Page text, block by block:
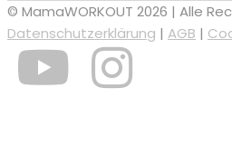
© MamaWORKOUT 2026 | Alle
Datenschutzerklärung | AGB |